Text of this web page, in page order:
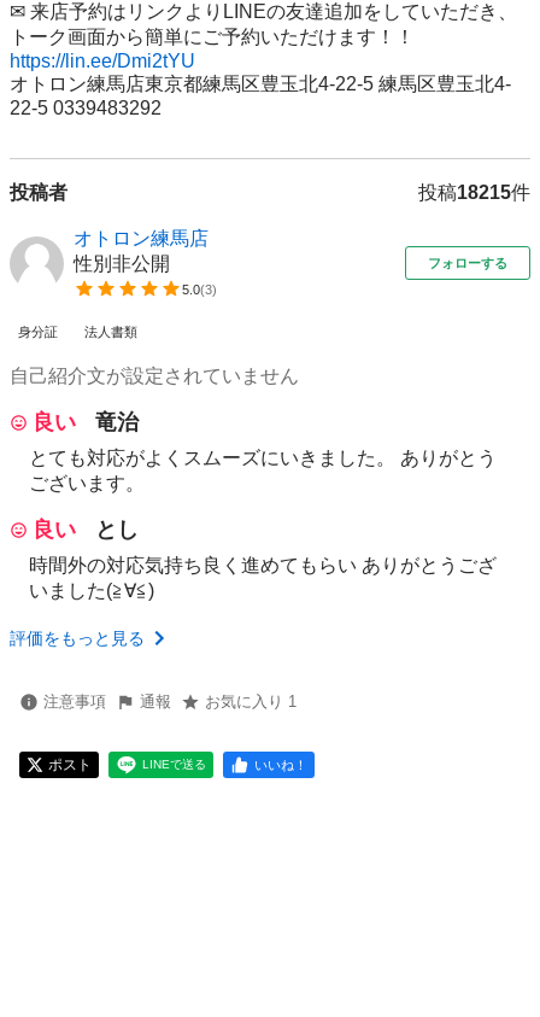
✉ 来店予約はリンクよりLINEの友達追加をしていただき、
https://lin.ee/Dmi2tYU
オトロン練馬店東京都練馬区豊玉北4-22-5 練馬区豊玉北4-
22-5 0339483292
投稿者 投稿18215件
オトロン練馬店
性別非公開
5.0(3)
フォローする
身分証 法人書類
自己紹介文が設定されていません
良い 竜治
とても対応がよくスムーズにいきました。 ありがとう
ございます。
良い とし
時間外の対応気持ち良く進めてもらい ありがとうござ
いました(≧∀≦)
評価をもっと見る
注意事項 通報 お気に入り 1
ポスト LINEで送る いいね！